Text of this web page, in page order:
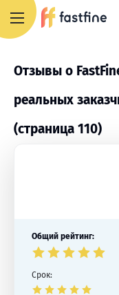
Отзывы о
реальных
(страница 110)
Общий рейтинг:
Срок: